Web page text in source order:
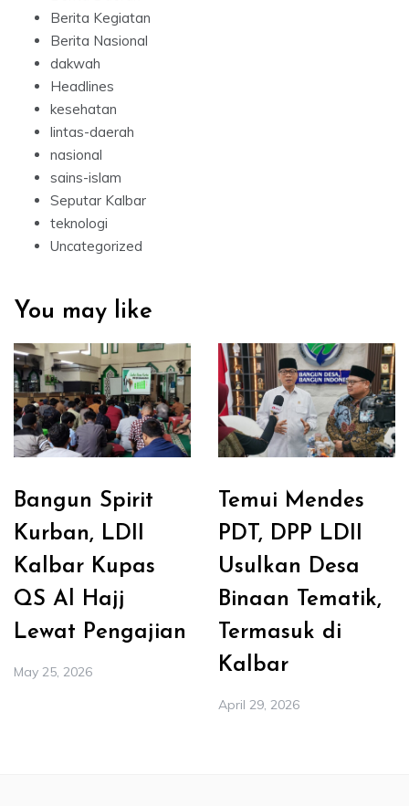
Berita Kegiatan
Berita Nasional
dakwah
Headlines
kesehatan
lintas-daerah
nasional
sains-islam
Seputar Kalbar
teknologi
Uncategorized
You may like
Bangun Spirit
Kurban, LDII
Kalbar Kupas
QS Al Hajj
Lewat Pengajian
May 25, 2026
Temui Mendes
PDT, DPP LDII
Usulkan Desa
Binaan Tematik,
Termasuk di
Kalbar
April 29, 2026